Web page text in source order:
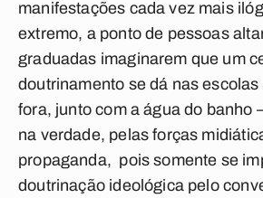
manifestações cada vez mais
extremo, a ponto de pessoas
graduadas imaginarem que um
doutrinamento se dá nas escolas
fora, junto com a água do banho
na verdade, pelas forças
propaganda, pois somente se
doutrinação ideológica pelo